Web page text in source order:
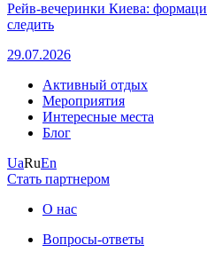
Рейв-вечеринки Киева:
следить
29.07.2026
Активный отдых
Мероприятия
Интересные места
Блог
UaRuEn
Стать партнером
О нас
Вопросы-ответы